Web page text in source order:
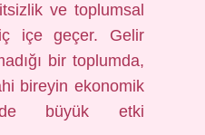
ve toplumsal
içe geçer. Gelir
bir toplumda,
bireyin ekonomik
büyük etki